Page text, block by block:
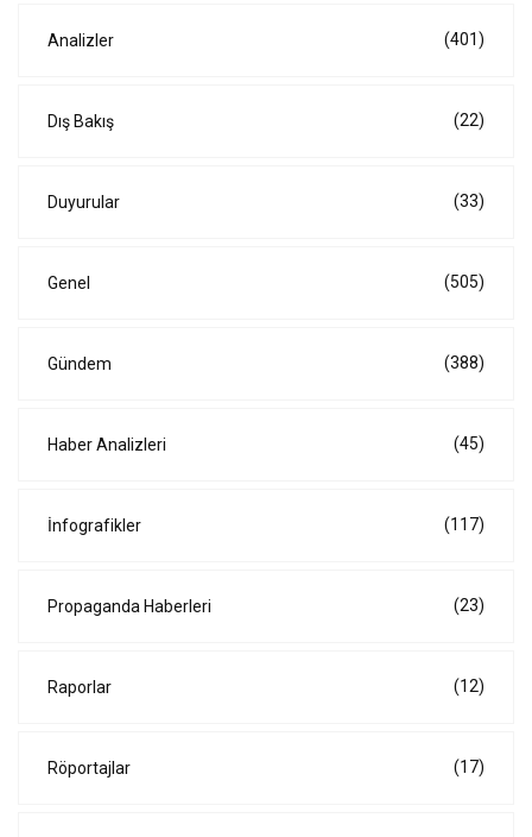
Analizler (401)
Dış Bakış (22)
Duyurular (33)
Genel (505)
Gündem (388)
Haber Analizleri (45)
İnfografikler (117)
Propaganda Haberleri (23)
Raporlar (12)
Röportajlar (17)